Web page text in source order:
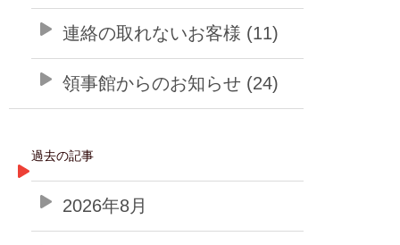
連絡の取れないお客様 (11)
領事館からのお知らせ (24)
過去の記事
2026年8月